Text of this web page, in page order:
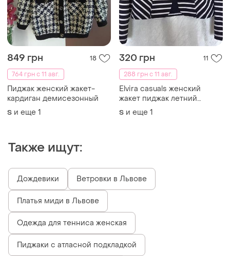
849 грн
18
764 грн с 11 авг.
Пиджак женский жакет-
кардиган демисезонный
S и еще 1
320 грн
11
288 грн с 11 авг.
Elvira casuals женский
жакет пиджак летний
легкий полоска хлопок
синий белый
S и еще 1
Также ищут:
Дождевики Ветровки в Львове
Платья миди в Львове
Одежда для тенниса женская
Пиджаки с атласной подкладкой